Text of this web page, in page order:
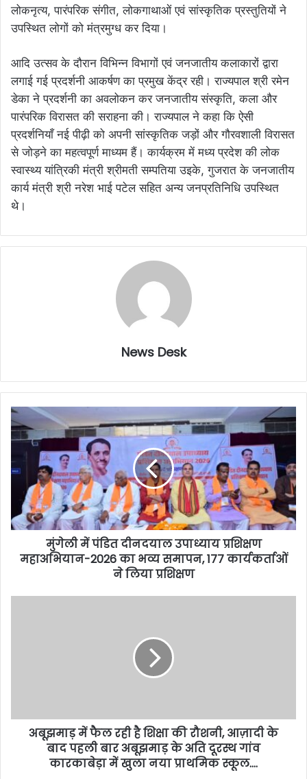
लोकनृत्य, पारंपरिक संगीत, लोकगाथाओं एवं सांस्कृतिक प्रस्तुतियों ने
उपस्थित लोगों को मंत्रमुग्ध कर दिया।
आदि उत्सव के दौरान विभिन्न विभागों एवं जनजातीय कलाकारों द्वारा
लगाई गई प्रदर्शनी आकर्षण का प्रमुख केंद्र रही। राज्यपाल श्री रमेन
डेका ने प्रदर्शनी का अवलोकन कर जनजातीय संस्कृति, कला और
पारंपरिक विरासत की सराहना की। राज्यपाल ने कहा कि ऐसी
प्रदर्शनियाँ नई पीढ़ी को अपनी सांस्कृतिक जड़ों और गौरवशाली विरासत
से जोड़ने का महत्वपूर्ण माध्यम हैं। कार्यक्रम में मध्य प्रदेश की लोक
स्वास्थ्य यांत्रिकी मंत्री श्रीमती सम्पतिया उइके, गुजरात के जनजातीय
कार्य मंत्री श्री नरेश भाई पटेल सहित अन्य जनप्रतिनिधि उपस्थित
थे।
News Desk
मुंगेली में पंडित दीनदयाल उपाध्याय प्रशिक्षण
महाअभियान-2026 का भव्य समापन, 177 कार्यकर्ताओं
ने लिया प्रशिक्षण
अबूझमाड़ में फैल रही है शिक्षा की रौशनी, ​आज़ादी के
बाद पहली बार अबूझमाड़ के अति दूरस्थ गांव
कारकाबेड़ा में खुला नया प्राथमिक स्कूल….